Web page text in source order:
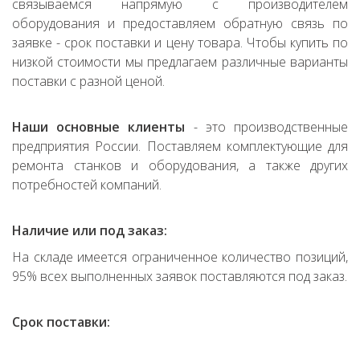
связываемся напрямую с производителем
оборудования и предоставляем обратную связь по
заявке - срок поставки и цену товара. Чтобы купить по
низкой стоимости мы предлагаем различные варианты
поставки с разной ценой.
Наши основные клиенты - это производственные
предприятия России. Поставляем комплектующие для
ремонта станков и оборудования, а также других
потребностей компаний.
Наличие или под заказ:
На складе имеется ограниченное количество позиций,
95% всех выполненных заявок поставляются под заказ.
Срок поставки: